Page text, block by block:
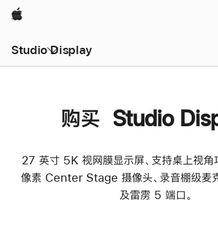
Apple
Studio Display
购买 Studio
27 英寸 5K 视网膜显示屏、支持桌上视
像素 Center Stage 摄像头、录音棚级麦
及雷雳 5 端口。